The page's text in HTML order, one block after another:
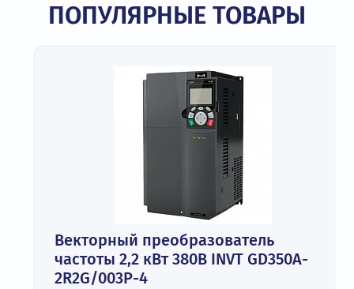
ПОПУЛЯРНЫЕ ТОВАРЫ
Векторный преобразователь
частоты 2,2 кВт 380В INVT GD350A-
2R2G/003P-4